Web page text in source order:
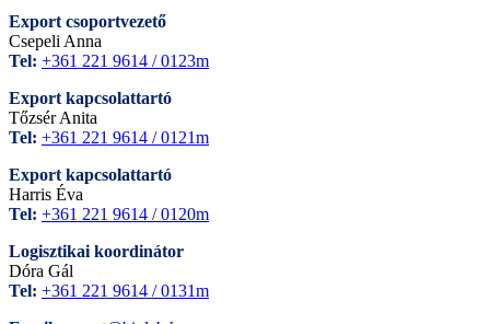
Export csoportvezető
Csepeli Anna
Tel: +361 221 9614 / 0123m
Export kapcsolattartó
Tőzsér Anita
Tel: +361 221 9614 / 0121m
Export kapcsolattartó
Harris Éva
Tel: +361 221 9614 / 0120m
Logisztikai koordinátor
Dóra Gál
Tel: +361 221 9614 / 0131m